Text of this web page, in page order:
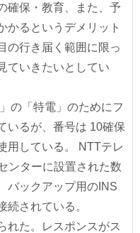
確保・教育、また、予
かるというデメリット
の行き届く範囲に限っ
ていきたいとしてい
の「特電」のためにフ
いるが、番号は 10確保
用している。 NTTテレ
ンターに設置された数
バックアップ用のINS
続されている。
た。レスポンスがス